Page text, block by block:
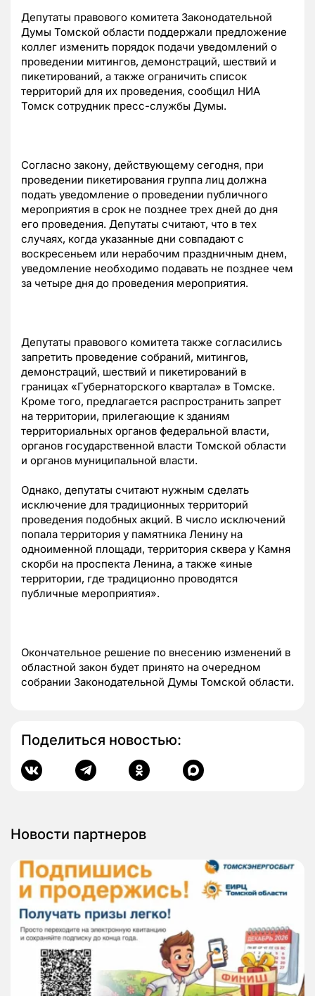
Депутаты правового комитета Законодательной
Думы Томской области поддержали предложение
коллег изменить порядок подачи уведомлений о
проведении митингов, демонстраций, шествий и
пикетирований, а также ограничить список
территорий для их проведения, сообщил НИА
Томск сотрудник пресс-службы Думы.
Согласно закону, действующему сегодня, при
проведении пикетирования группа лиц должна
подать уведомление о проведении публичного
мероприятия в срок не позднее трех дней до дня
его проведения. Депутаты считают, что в тех
случаях, когда указанные дни совпадают с
воскресеньем или нерабочим праздничным днем,
уведомление необходимо подавать не позднее чем
за четыре дня до проведения мероприятия.
Депутаты правового комитета также согласились
запретить проведение собраний, митингов,
демонстраций, шествий и пикетирований в
границах «Губернаторского квартала» в Томске.
Кроме того, предлагается распространить запрет
на территории, прилегающие к зданиям
территориальных органов федеральной власти,
органов государственной власти Томской области
и органов муниципальной власти.
Однако, депутаты считают нужным сделать
исключение для традиционных территорий
проведения подобных акций. В число исключений
попала территория у памятника Ленину на
одноименной площади, территория сквера у Камня
скорби на проспекта Ленина, а также «иные
территории, где традиционно проводятся
публичные мероприятия».
Окончательное решение по внесению изменений в
областной закон будет принято на очередном
собрании Законодательной Думы Томской области.
Поделиться новостью:
Новости партнеров